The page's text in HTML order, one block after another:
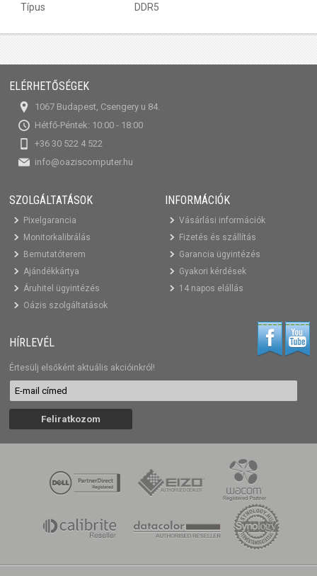
Típus
DDR5
ELÉRHETŐSÉGEK
1067 Budapest, Csengery u 84.
Hétfő-Péntek: 10:00 - 18:00
+36 30 522 4 522
info@oaziscomputer.hu
SZOLGÁLTATÁSOK
Pixelgarancia
Monitorkalibrálás
Bemutatóterem
Ajándékkártya
Áruhitel ügyintézés
Oázis szolgáltatások
INFORMÁCIÓK
Vásárlási információk
Fizetés és szállítás
Garancia ügyintézés
Gyakori kérdések
14 napos elállás
HÍRLEVÉL
Értesülj elsőként aktuális akcióinkról!